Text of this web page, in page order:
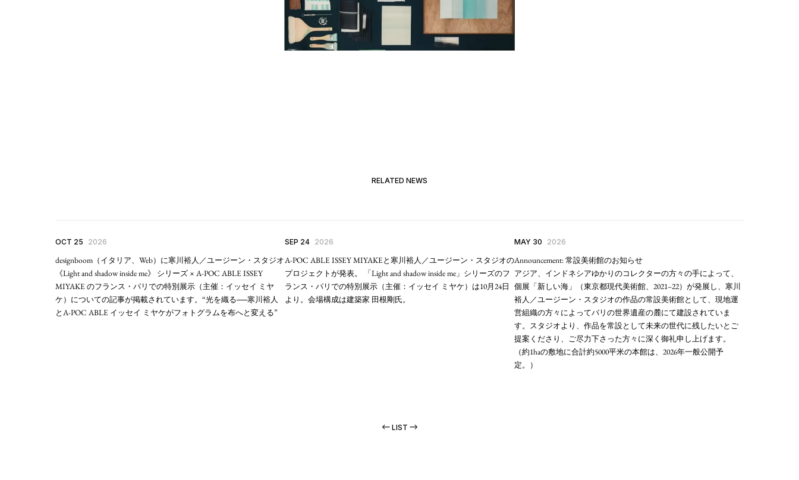
RELATED NEWS
OCT 25 2026
designboom（イタリア、Web）に寒川裕人／ユージーン・スタジオ
《Light and shadow inside me》 シリーズ × A-POC ABLE ISSEY
MIYAKE のフランス・パリでの特別展示（主催：イッセイ ミヤ
ケ）についての記事が掲載されています。“光を織る──寒川裕人
とA-POC ABLE イッセイ ミヤケがフォトグラムを布へと変える”
SEP 24 2026
A-POC ABLE ISSEY MIYAKEと寒川裕人／ユージーン・スタジオの
プロジェクトが発表。 「Light and shadow inside me」シリーズのフ
ランス・パリでの特別展示（主催：イッセイ ミヤケ）は10月24日
より。会場構成は建築家 田根剛氏。
MAY 30 2026
Announcement: 常設美術館のお知らせ
アジア、インドネシアゆかりのコレクターの方々の手によって、
個展「新しい海」（東京都現代美術館、2021–22）が発展し、寒川
裕人／ユージーン・スタジオの作品の常設美術館として、現地運
営組織の方々によってバリの世界遺産の麓にて建設されていま
す。スタジオより、作品を常設として未来の世代に残したいとご
提案くださり、ご尽力下さった方々に深く御礼申し上げます。
（約1haの敷地に合計約5000平米の本館は、2026年一般公開予
定。）
LIST